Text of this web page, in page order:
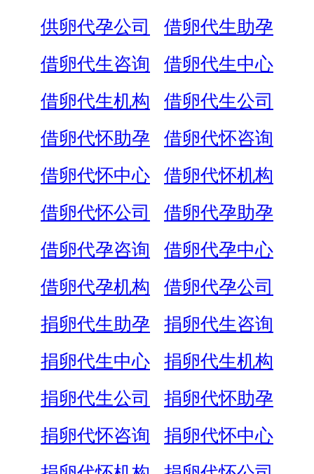
供卵代孕公司
借卵代生助孕
借卵代生咨询
借卵代生中心
借卵代生机构
借卵代生公司
借卵代怀助孕
借卵代怀咨询
借卵代怀中心
借卵代怀机构
借卵代怀公司
借卵代孕助孕
借卵代孕咨询
借卵代孕中心
借卵代孕机构
借卵代孕公司
捐卵代生助孕
捐卵代生咨询
捐卵代生中心
捐卵代生机构
捐卵代生公司
捐卵代怀助孕
捐卵代怀咨询
捐卵代怀中心